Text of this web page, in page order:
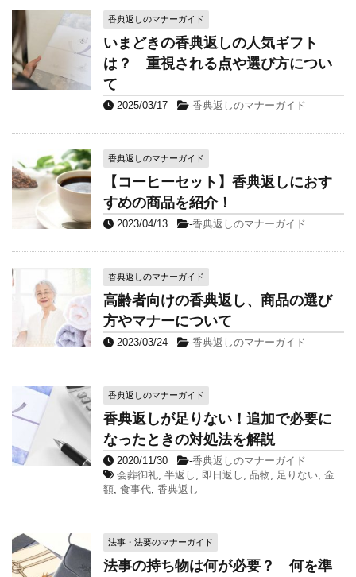
香典返しのマナーガイド
いまどきの香典返しの人気ギフト
は？ 重視される点や選び方につい
て
2025/03/17 -香典返しのマナーガイド
香典返しのマナーガイド
【コーヒーセット】香典返しにおす
すめの商品を紹介！
2023/04/13 -香典返しのマナーガイド
香典返しのマナーガイド
高齢者向けの香典返し、商品の選び
方やマナーについて
2023/03/24 -香典返しのマナーガイド
香典返しのマナーガイド
香典返しが足りない！追加で必要に
なったときの対処法を解説
2020/11/30 -香典返しのマナーガイド
会葬御礼 半返し 即日返し 品物 足りない 金
額 食事代 香典返し
法事・法要のマナーガイド
法事の持ち物は何が必要？ 何を準